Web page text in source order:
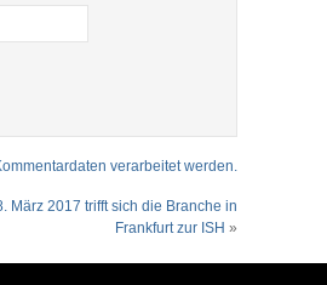
verarbeitet werden.
März 2017 trifft sich die Branche in
Frankfurt zur ISH »